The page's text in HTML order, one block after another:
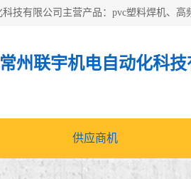
常州联宇机电自动化科技
供应商机